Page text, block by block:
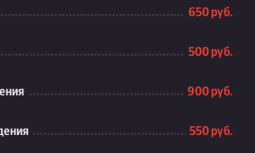
650 руб.
500 руб.
900 руб.
550 руб.